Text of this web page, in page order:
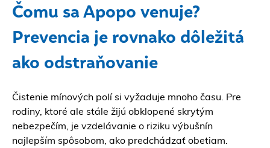
Čomu sa Apopo venuje?
Prevencia je rovnako dôležitá
ako odstraňovanie
Čistenie mínových polí si vyžaduje mnoho času. Pre
rodiny, ktoré ale stále žijú obklopené skrytým
nebezpečím, je vzdelávanie o riziku výbušnín
najlepším spôsobom, ako predchádzať obetiam.